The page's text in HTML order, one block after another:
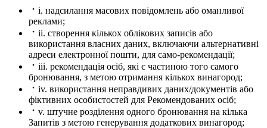
i. надсилання масових повідомлень або оманливої
реклами;
ii. створення кількох облікових записів або
використання власних даних, включаючи альтернативні
адреси електронної пошти, для само-рекомендації;
iii. рекомендація осіб, які є частиною того самого
бронювання, з метою отримання кількох винагород;
iv. використання неправдивих даних/документів або
фіктивних особистостей для Рекомендованих осіб;
v. штучне розділення одного бронювання на кілька
Запитів з метою генерування додаткових винагород;